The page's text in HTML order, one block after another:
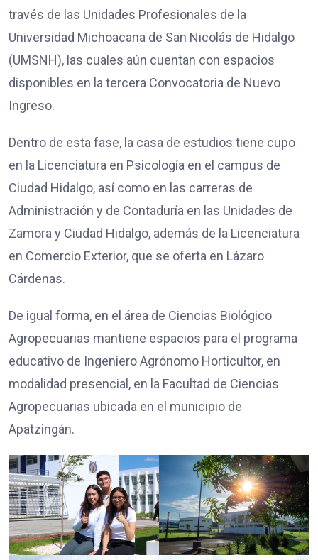
través de las Unidades Profesionales de la
Universidad Michoacana de San Nicolás de Hidalgo
(UMSNH), las cuales aún cuentan con espacios
disponibles en la tercera Convocatoria de Nuevo
Ingreso.
Dentro de esta fase, la casa de estudios tiene cupo
en la Licenciatura en Psicología en el campus de
Ciudad Hidalgo, así como en las carreras de
Administración y de Contaduría en las Unidades de
Zamora y Ciudad Hidalgo, además de la Licenciatura
en Comercio Exterior, que se oferta en Lázaro
Cárdenas.
De igual forma, en el área de Ciencias Biológico
Agropecuarias mantiene espacios para el programa
educativo de Ingeniero Agrónomo Horticultor, en
modalidad presencial, en la Facultad de Ciencias
Agropecuarias ubicada en el municipio de
Apatzingán.